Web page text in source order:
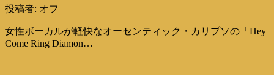
投稿者: オフ
女性ボーカルが軽快なオーセンティック・カリプソの「Hey
Come Ring Diamon…